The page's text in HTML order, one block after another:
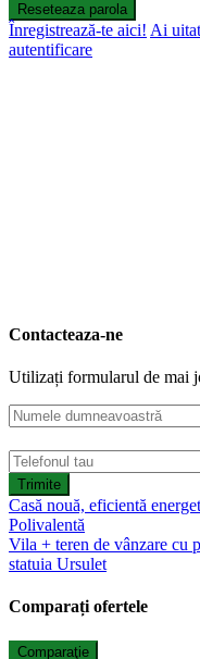
Reseteaza parola
Înregistrează-te aici! Ai
autentificare
Contacteaza-ne
Utilizați formularul de mai
Trimite
Casă nouă, eficientă
Polivalentă
Vila + teren de vânzare cu
statuia Ursulet
Comparați ofertele
Comparaţie